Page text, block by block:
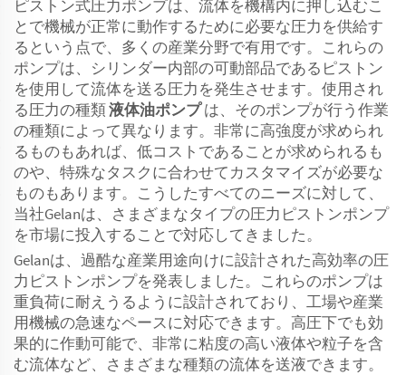
ピストン式圧力ポンプは、流体を機構内に押し込むこ
とで機械が正常に動作するために必要な圧力を供給す
るという点で、多くの産業分野で有用です。これらの
ポンプは、シリンダー内部の可動部品であるピストン
を使用して流体を送る圧力を発生させます。使用され
る圧力の種類液体油ポンプは、そのポンプが行う作業
の種類によって異なります。非常に高強度が求められ
るものもあれば、低コストであることが求められるも
のや、特殊なタスクに合わせてカスタマイズが必要な
ものもあります。こうしたすべてのニーズに対して、
当社Gelanは、さまざまなタイプの圧力ピストンポンプ
を市場に投入することで対応してきました。
Gelanは、過酷な産業用途向けに設計された高効率の圧
力ピストンポンプを発表しました。これらのポンプは
重負荷に耐えうるように設計されており、工場や産業
用機械の急速なペースに対応できます。高圧下でも効
果的に作動可能で、非常に粘度の高い液体や粒子を含
む流体など、さまざまな種類の流体を送液できます。